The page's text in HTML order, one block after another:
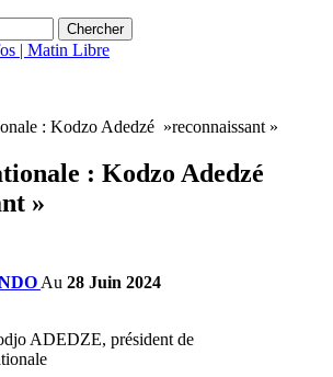
: Kodzo Adedzé »reconnaissant »
: Kodzo Adedzé
»
Au 28 Juin 2024
ADEDZE, président de